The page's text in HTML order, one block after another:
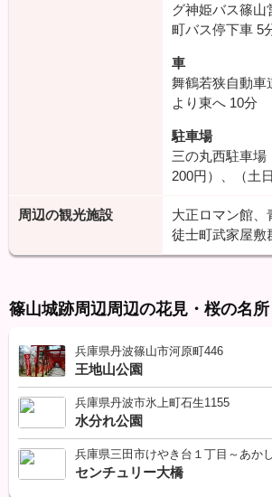
グ神姫バス篠山
町バス停下車 5
車
舞鶴若狭自動車
より東へ 10分
駐車場
三の丸西駐車
200円）、（土
周辺の観光施設
大正ロマン館、
徒士町武家屋敷
篠山城跡周辺周辺の花見・桜の名所
兵庫県丹波篠山市河原町446
王地山公園
兵庫県丹波市氷上町石生1155
水分れ公園
兵庫県三田市けやき台１丁目～あか
センチュリー大橋